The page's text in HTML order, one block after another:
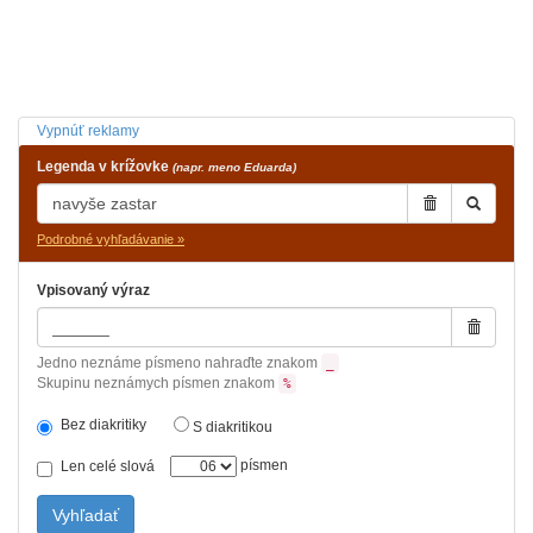
Vypnúť reklamy
Legenda v krížovke (napr. meno Eduarda)
Podrobné vyhľadávanie »
Vpisovaný výraz
Jedno neznáme písmeno nahraďte znakom
Skupinu neznámych písmen znakom %
Bez diakritiky S diakritikou
Len celé slová písmen
Vyhľadať